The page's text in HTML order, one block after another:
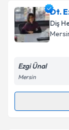
Dt. Yusuf
oluşturun.
takvim
Metni
Dt.
Diş
Ezgi Ünal
Mersin